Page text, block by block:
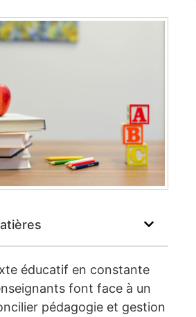
éducatif en constante
font face à un
pédagogie et gestion